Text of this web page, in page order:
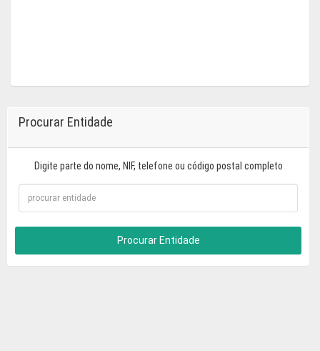
Procurar Entidade
Digite parte do nome, NIF, telefone ou código postal completo
Procurar Entidade